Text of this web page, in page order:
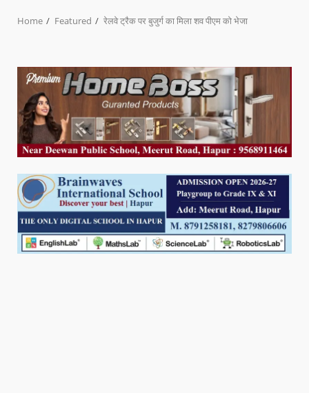
Home Featured रेलवे ट्रैक पर बुजुर्ग का मिला शव पीएम को भेजा